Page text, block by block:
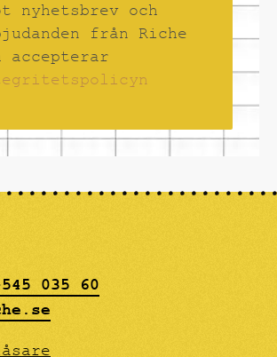
nyhetsbrev och
från Riche
accepterar
035 60